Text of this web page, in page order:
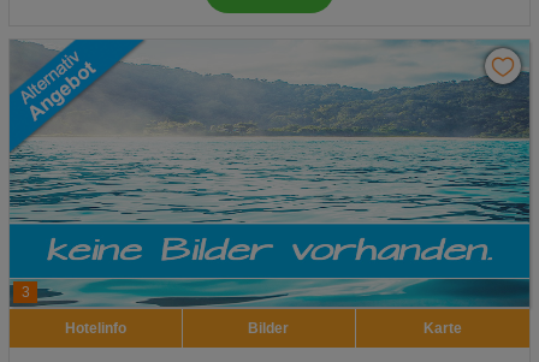
3
Hotelinfo Bilder Karte